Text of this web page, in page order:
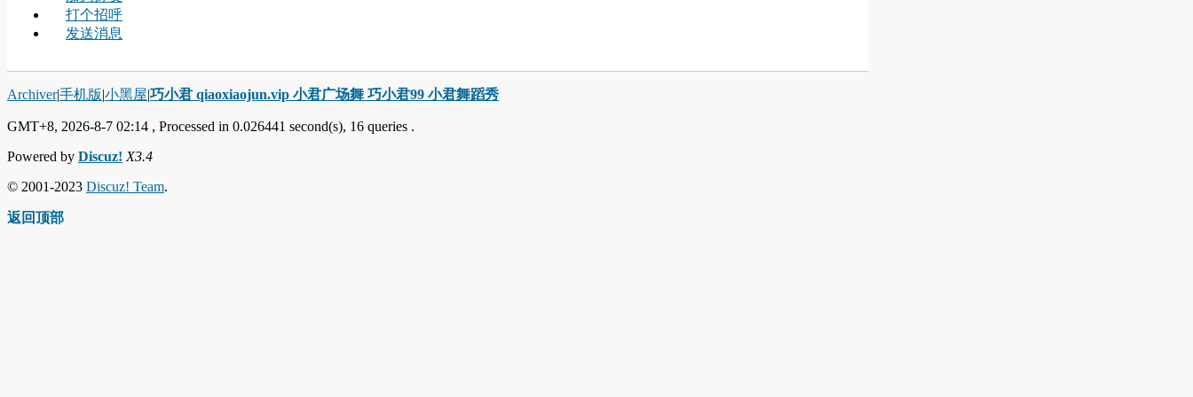
打个招呼
发送消息
Archiver|手机版|小黑屋|巧小君 qiaoxiaojun.vip 小君广场舞 巧小君99 小君舞蹈秀
GMT+8, 2026-8-7 02:14 , Processed in 0.026441 second(s), 16 queries .
Powered by Discuz! X3.4
© 2001-2023 Discuz! Team.
返回顶部